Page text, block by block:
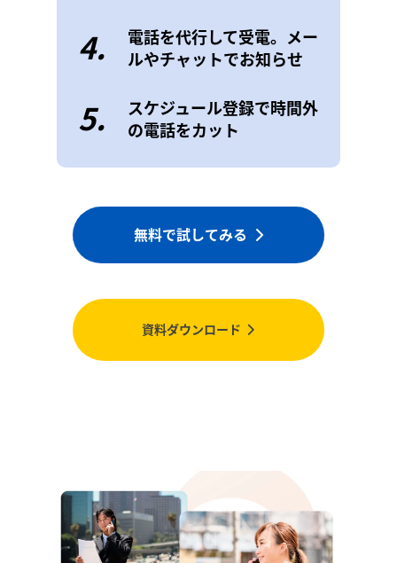
4.
電話を代行して受電。メー
ルやチャットでお知らせ
5.
スケジュール登録で時間外
の電話をカット
無料で試してみる
資料ダウンロード